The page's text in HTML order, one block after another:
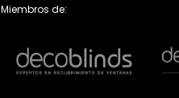
Miembros de: